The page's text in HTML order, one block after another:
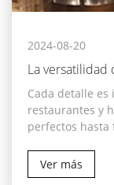
2024-08-20
La versatilidad
Cada detalle
restaurantes y
perfectos hasta
de acero
Ver más